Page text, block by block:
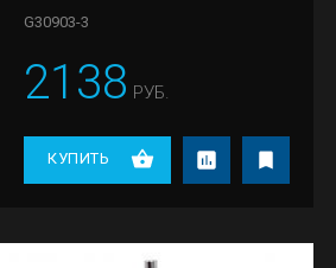
G30903-3
2138 РУБ.
КУПИТЬ